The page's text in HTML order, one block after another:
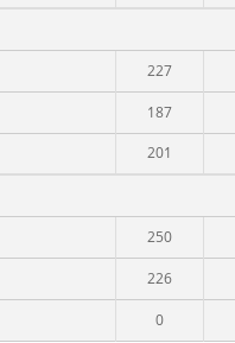
227
187
201
250
226
0